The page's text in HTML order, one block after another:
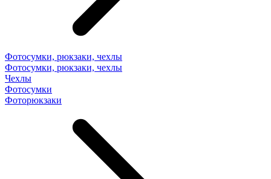
Фотосумки, рюкзаки, чехлы
Фотосумки, рюкзаки, чехлы
Чехлы
Фотосумки
Фоторюкзаки